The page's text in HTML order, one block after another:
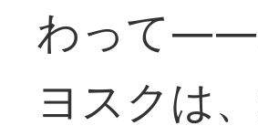
わって――
ヨスクは